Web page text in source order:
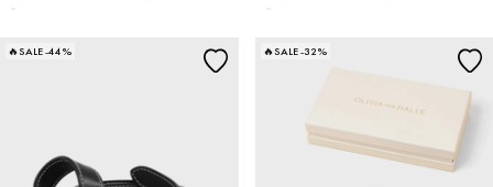
🔥SALE -44% 🔥SALE -32%